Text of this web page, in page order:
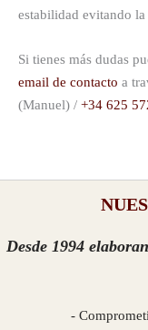
estabilidad evitando la
Si tienes más dudas
email de contacto a
(Manuel) / +34 625
Desde 1994
-